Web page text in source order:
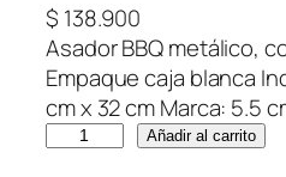
$ 138.900
Asador BBQ metálico,
Empaque caja blanca
cm x 32 cm Marca: 5.5
Añadir al carrito